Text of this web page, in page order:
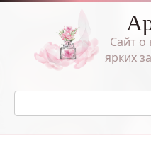
Перейти
Сайт о
ярких
Поиск: